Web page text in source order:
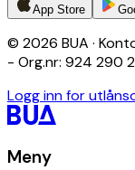
App Store
© 2026 BUA ·
- Org.nr: 924 290
Logg inn for
Meny